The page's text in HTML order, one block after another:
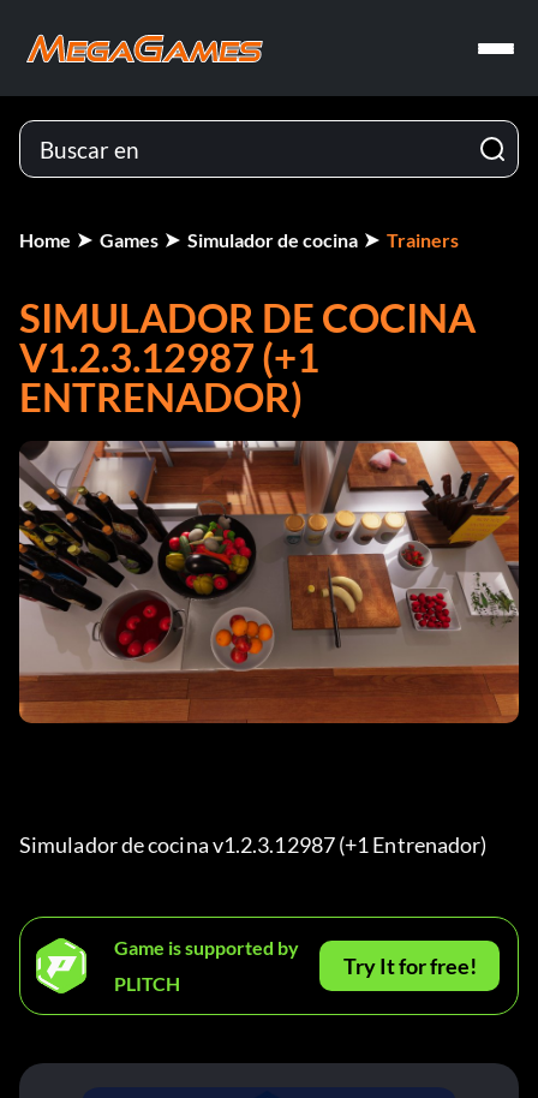
Home Games Simulador de cocina Trainers
SIMULADOR DE COCINA
V1.2.3.12987 (+1
ENTRENADOR)
Simulador de cocina v1.2.3.12987 (+1 Entrenador)
Game is supported by
PLITCH
Try It for free!